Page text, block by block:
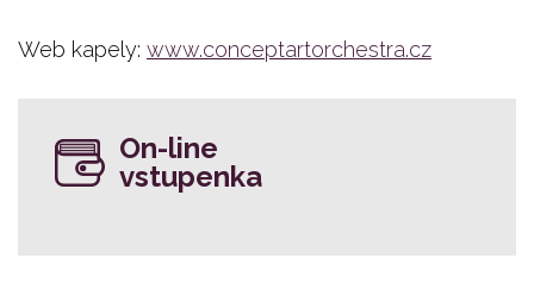
Web kapely: www.conceptartorchestra.cz
On-line
vstupenka